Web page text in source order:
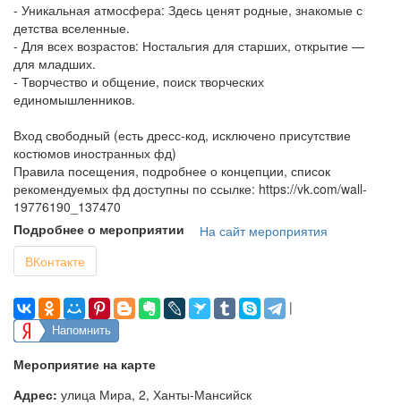
- Уникальная атмосфера: Здесь ценят родные, знакомые с
детства вселенные.
- Для всех возрастов: Ностальгия для старших, открытие —
для младших.
- Творчество и общение, поиск творческих
единомышленников.
Вход свободный (есть дресс-код, исключено присутствие
костюмов иностранных фд)
Правила посещения, подробнее о концепции, список
рекомендуемых фд доступны по ссылке: https://vk.com/wall-
19776190_137470
Подробнее о мероприятии
На сайт мероприятия
ВКонтакте
|
Напомнить
Мероприятие на карте
Адрес: улица Мира, 2, Ханты-Мансийск